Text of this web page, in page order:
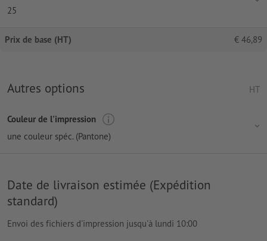
25
Prix de base (HT) € 46,89
Autres options HT
Couleur de l'impression
une couleur spéc. (Pantone)
Date de livraison estimée (Expédition
standard)
Envoi des fichiers d'impression jusqu'à lundi 10:00